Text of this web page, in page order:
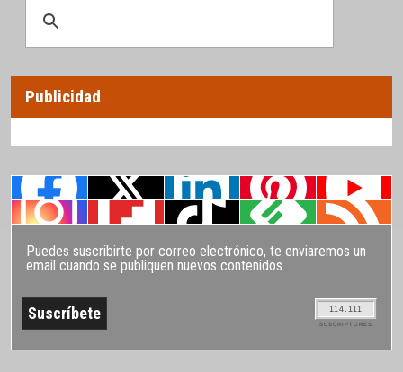
Publicidad
Puedes suscribirte por correo electrónico, te enviaremos un
email cuando se publiquen nuevos contenidos
114.111
SUSCRIPTORES